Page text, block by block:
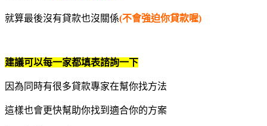
就算最後沒有貸款也沒關係(不會強迫你貸款喔)
建議可以每一家都填表諮詢一下
因為同時有很多貸款專家在幫你找方法
這樣也會更快幫助你找到適合你的方案